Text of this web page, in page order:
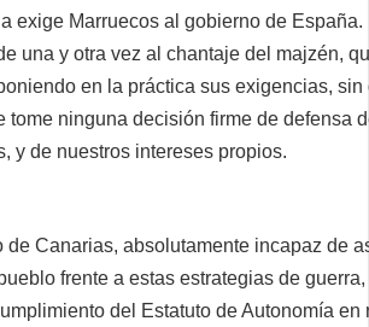
exige Marruecos al gobierno de
una y otra vez al chantaje del majzén,
en la práctica sus exigencias, sin
tome ninguna decisión firme de defensa
y de nuestros intereses propios.
de Canarias, absolutamente incapaz de
frente a estas estrategias de
del Estatuto de Autonomía en